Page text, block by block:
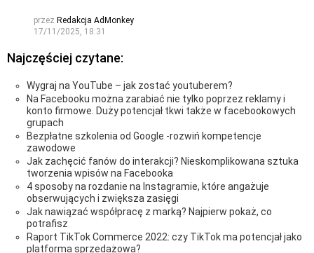
przez Redakcja AdMonkey
17/11/2025, 18:31
Najczęściej czytane:
Wygraj na YouTube – jak zostać youtuberem?
Na Facebooku można zarabiać nie tylko poprzez reklamy i
konto firmowe. Duży potencjał tkwi także w facebookowych
grupach
Bezpłatne szkolenia od Google -rozwiń kompetencje
zawodowe
Jak zachęcić fanów do interakcji? Nieskomplikowana sztuka
tworzenia wpisów na Facebooka
4 sposoby na rozdanie na Instagramie, które angażuje
obserwujących i zwiększa zasięgi
Jak nawiązać współpracę z marką? Najpierw pokaż, co
potrafisz
Raport TikTok Commerce 2022: czy TikTok ma potencjał jako
platforma sprzedażowa?